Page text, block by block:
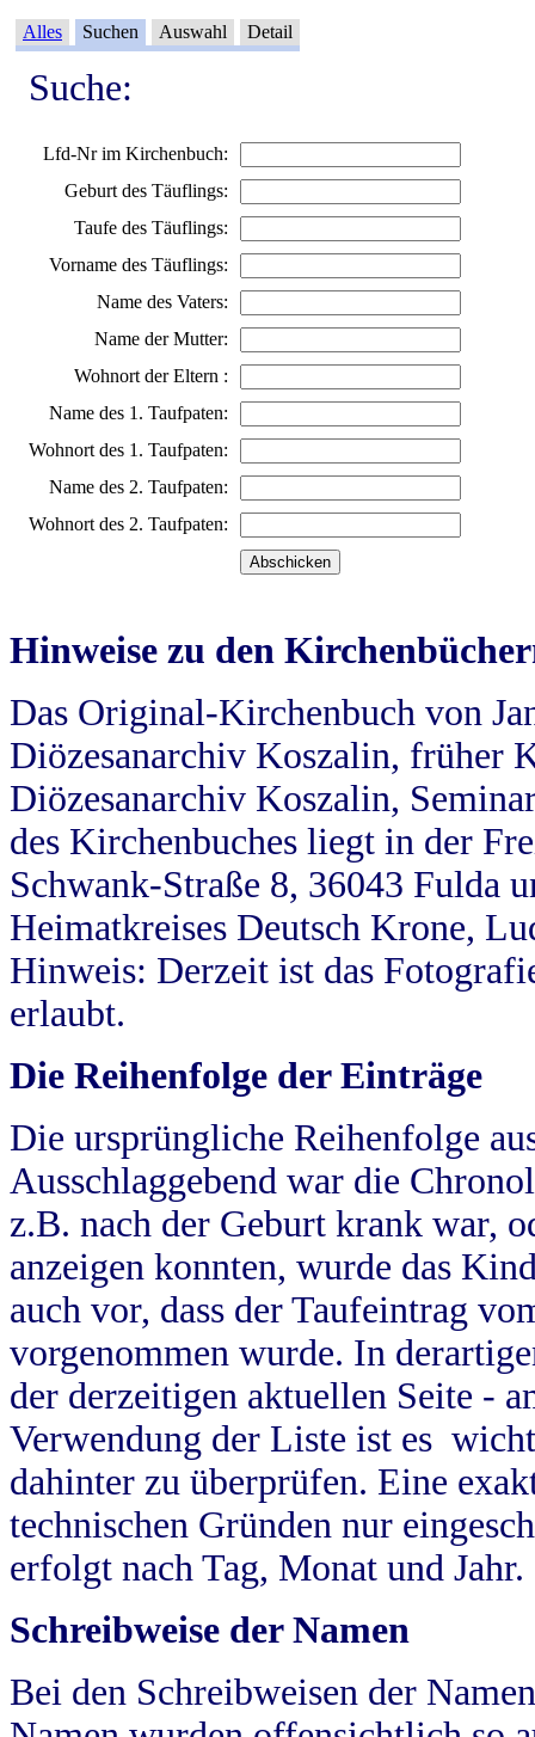
Alles Suchen Auswahl Detail
Suche:
Lfd-Nr im Kirchenbuch:
Geburt des Täuflings:
Taufe des Täuflings:
Vorname des Täuflings:
Name des Vaters:
Name der Mutter:
Wohnort der Eltern :
Name des 1. Taufpaten:
Wohnort des 1. Taufpaten:
Name des 2. Taufpaten:
Wohnort des 2. Taufpaten:
Hinweise zu den
Das Original-Kirchenbuch von
Diözesanarchiv Koszalin, früher
Diözesanarchiv Koszalin,
des Kirchenbuches liegt in der
Schwank-Straße 8, 36043 Fulda
Heimatkreises Deutsch Krone,
Hinweis: Derzeit ist das
erlaubt.
Die Reihenfolge der Einträge
Die ursprüngliche Reihenfolge
Ausschlaggebend war die
z.B. nach der Geburt krank war,
anzeigen konnten, wurde das
auch vor, dass der Taufeintrag
vorgenommen wurde. In
der derzeitigen aktuellen Seite -
Verwendung der Liste ist es
dahinter zu überprüfen. Eine
technischen Gründen nur
erfolgt nach Tag, Monat und Jahr.
Schreibweise der Namen
Bei den Schreibweisen der